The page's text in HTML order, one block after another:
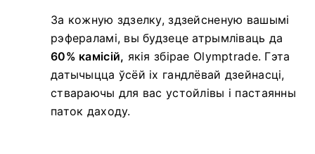
За кожную здзелку, здзейсненую вашымі
рэфераламі, вы будзеце атрымліваць да
60% камісій, якія збірае Olymptrade. Гэта
датычыцца ўсёй іх гандлёвай дзейнасці,
ствараючы для вас устойлівы і пастаянны
паток даходу.